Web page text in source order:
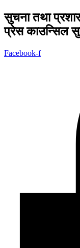
सुचना तथा
प्रेस काउन्सिल
Facebook-f